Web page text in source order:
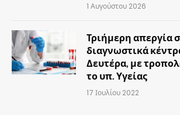
1 Αυγούστου 2026
Τριήμερη απεργία
διαγνωστικά
Δευτέρα, με
το υπ. Υγείας
17 Ιουλίου 2022